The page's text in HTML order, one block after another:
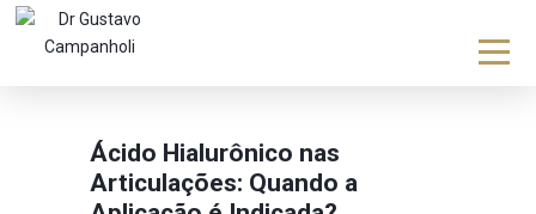
Ácido Hialurônico nas
Articulações: Quando a